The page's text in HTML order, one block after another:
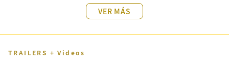
VER MÁS
TRAILERS + Videos